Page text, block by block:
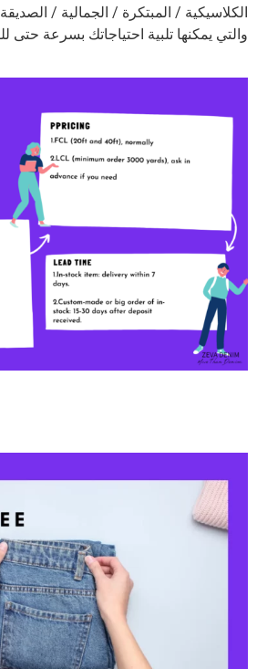
الكلاسيكية / المبتكرة / الجمالية / الصديقة
والتي يمكنها تلبية احتياجاتك بسرعة حتى